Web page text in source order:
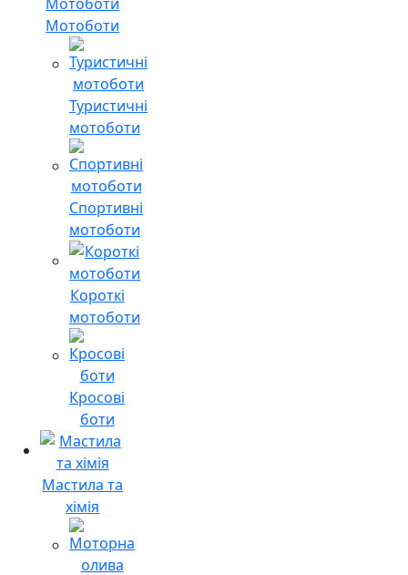
Мотоботи
Туристичні
мотоботи
Спортивні
мотоботи
Короткі
мотоботи
Кросові
боти
Мастила та
хімія